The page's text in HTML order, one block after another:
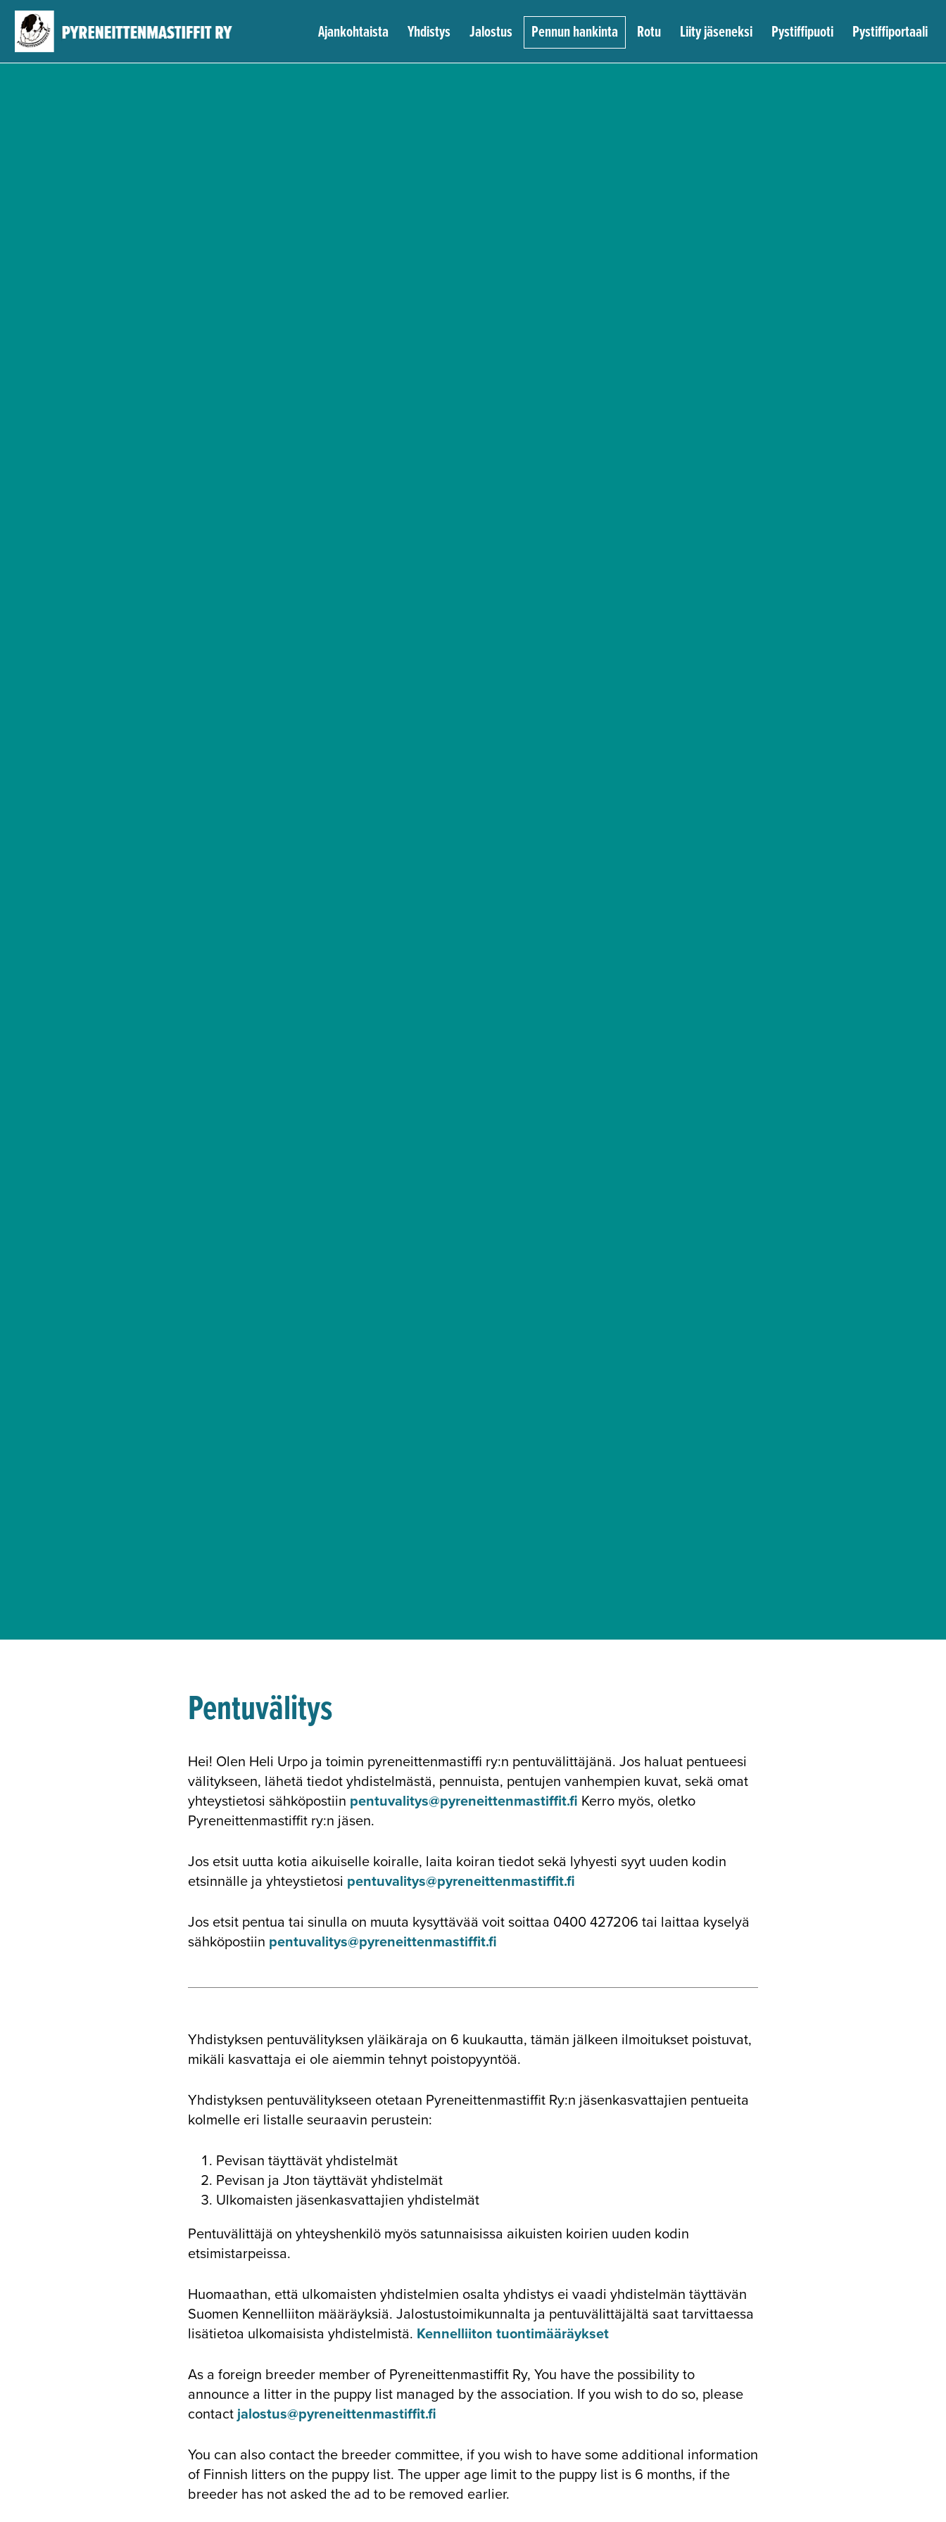
Ajankohtaista Yhdistys Jalostus Pennun hankinta Rotu Liity jäseneksi Pystiffipuoti Pystiffiportaali
Pentuvälitys
Hei! Olen Heli Urpo ja toimin pyreneittenmastiffi ry:n pentuvälittäjänä. Jos haluat pentueesi
välitykseen, lähetä tiedot yhdistelmästä, pennuista, pentujen vanhempien kuvat, sekä omat
yhteystietosi sähköpostiin pentuvalitys@pyreneittenmastiffit.fi Kerro myös, oletko
Pyreneittenmastiffit ry:n jäsen.
Jos etsit uutta kotia aikuiselle koiralle, laita koiran tiedot sekä lyhyesti syyt uuden kodin
etsinnälle ja yhteystietosi pentuvalitys@pyreneittenmastiffit.fi
Jos etsit pentua tai sinulla on muuta kysyttävää voit soittaa 0400 427206 tai laittaa kyselyä
sähköpostiin pentuvalitys@pyreneittenmastiffit.fi
Yhdistyksen pentuvälityksen yläikäraja on 6 kuukautta, tämän jälkeen ilmoitukset poistuvat,
mikäli kasvattaja ei ole aiemmin tehnyt poistopyyntöä.
Yhdistyksen pentuvälitykseen otetaan Pyreneittenmastiffit Ry:n jäsenkasvattajien pentueita
kolmelle eri listalle seuraavin perustein:
Pevisan täyttävät yhdistelmät
Pevisan ja Jton täyttävät yhdistelmät
Ulkomaisten jäsenkasvattajien yhdistelmät
Pentuvälittäjä on yhteyshenkilö myös satunnaisissa aikuisten koirien uuden kodin
etsimistarpeissa.
Huomaathan, että ulkomaisten yhdistelmien osalta yhdistys ei vaadi yhdistelmän täyttävän
Suomen Kennelliiton määräyksiä. Jalostustoimikunnalta ja pentuvälittäjältä saat tarvittaessa
lisätietoa ulkomaisista yhdistelmistä. Kennelliiton tuontimääräykset
As a foreign breeder member of Pyreneittenmastiffit Ry, You have the possibility to
announce a litter in the puppy list managed by the association. If you wish to do so, please
contact jalostus@pyreneittenmastiffit.fi
You can also contact the breeder committee, if you wish to have some additional information
of Finnish litters on the puppy list. The upper age limit to the puppy list is 6 months, if the
breeder has not asked the ad to be removed earlier.